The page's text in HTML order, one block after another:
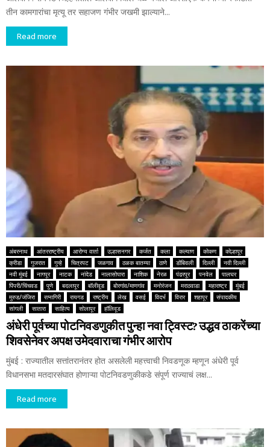
तीन कामगारांचा मृत्यू तर सहाजण गंभीर जखमी झाल्याने...
Read more
अंबरनाथ आंतरराष्ट्रीय आरोग्य वार्ता उल्हासनगर कर्जत कला कल्याण कोकण
कोल्हापूर
क्रीडा
गुजरात गुन्हे चित्रपट जळगाव ठळक बातम्या ठाणे डोंबिवली दिल्ली
नवी दिल्ली
नवी मुंबई
नागपूर नाटक नांदेड नालासोपारा नाशिक नेरळ पंढरपूर पनवेल
पालघर
पिंपरी/चिंचवड
पुणे बदलापूर बॉलीवूड बोरगांव/माणगांव मनोरंजन मराठवाडा महाराष्ट्र
मुंबई
मुरुड/जंजिरा
रत्नागिरी रायगड राष्ट्रीय लेख वसई विदर्भ विरार शहापूर
संपादकीय
सांगली
सातारा साहित्य सोलापूर हॉलिवूड
अंधेरी पूर्वच्या पोटनिवडणुकीत पुन्हा नवा ट्विस्ट? उद्धव ठाकरेंच्या
शिवसेनेवर अपक्ष उमेदवाराचा गंभीर आरोप
मुंबई : राज्यातील सत्तांतरानंतर होत असलेली महत्त्वाची निवडणूक म्हणून अंधेरी पूर्व
विधानसभा मतदारसंघात होणाऱ्या पोटनिवडणुकीकडे संपूर्ण राज्याचं लक्ष...
Read more